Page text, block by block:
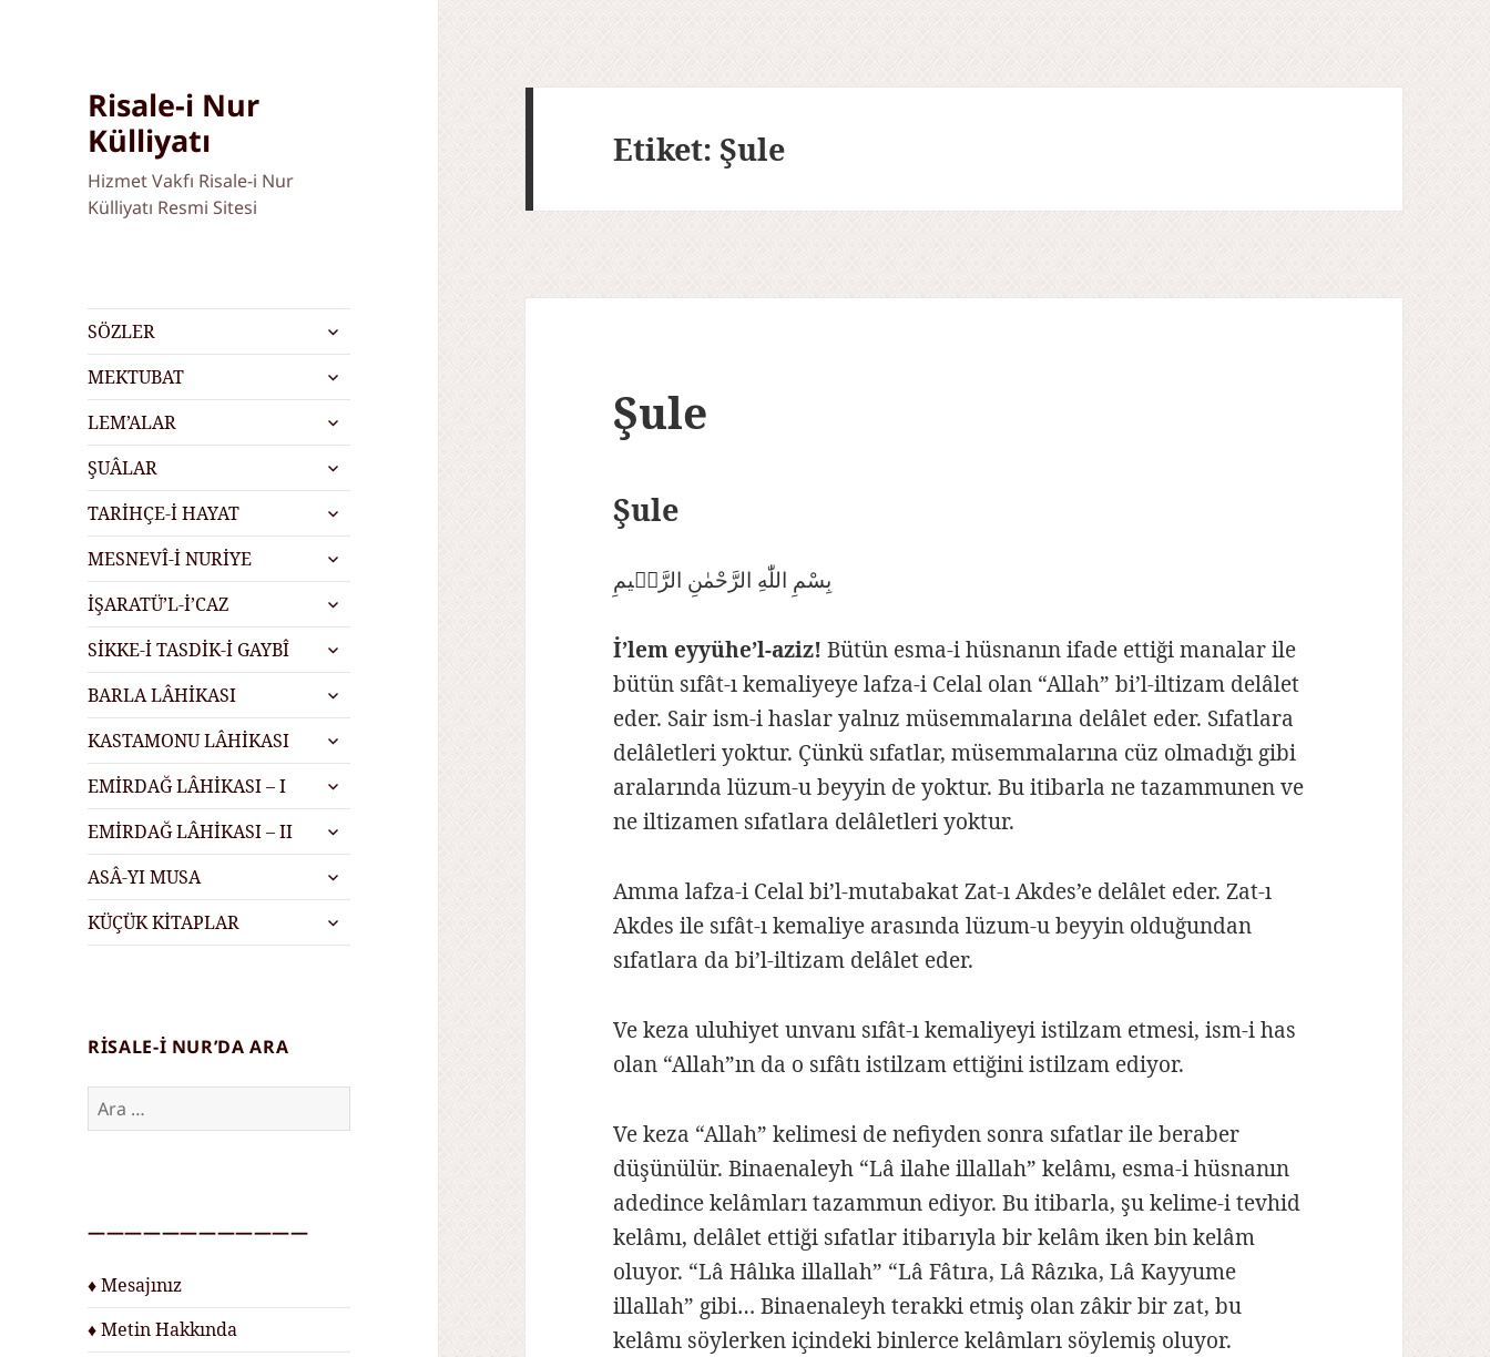
Risale-i Nur
Külliyatı
Hizmet Vakfı Risale-i Nur
Külliyatı Resmi Sitesi
SÖZLER
alt
menüyü
genişlet
MEKTUBAT
alt
menüyü
genişlet
LEM’ALAR
alt
menüyü
genişlet
ŞUÂLAR
alt
menüyü
genişlet
TARİHÇE-İ HAYAT
alt
menüyü
genişlet
MESNEVÎ-İ NURİYE
alt
menüyü
genişlet
İŞARATÜ’L-İ’CAZ
alt
menüyü
genişlet
SİKKE-İ TASDİK-İ GAYBÎ
alt
menüyü
genişlet
BARLA LÂHİKASI
alt
menüyü
genişlet
KASTAMONU LÂHİKASI
alt
menüyü
genişlet
EMİRDAĞ LÂHİKASI – I
alt
menüyü
genişlet
EMİRDAĞ LÂHİKASI – II
alt
menüyü
genişlet
ASÂ-YI MUSA
alt
menüyü
genişlet
KÜÇÜK KİTAPLAR
alt
menüyü
RISALE-I NUR’DA ARA
Arama:
————————————
♦ Mesajınız
♦ Metin Hakkında
Etiket:Şule
Şule
Şule
بِسْمِ اللّٰهِ الرَّحْمٰنِ الرَّحٖيمِ
İ’lem eyyühe’l-aziz! Bütün esma-i hüsnanın ifade ettiği manalar ile
bütün sıfât-ı kemaliyeye lafza-i Celal olan “Allah” bi’l-iltizam delâlet
eder. Sair ism-i haslar yalnız müsemmalarına delâlet eder. Sıfatlara
delâletleri yoktur. Çünkü sıfatlar, müsemmalarına cüz olmadığı gibi
aralarında lüzum-u beyyin de yoktur. Bu itibarla ne tazammunen ve
ne iltizamen sıfatlara delâletleri yoktur.
Amma lafza-i Celal bi’l-mutabakat Zat-ı Akdes’e delâlet eder. Zat-ı
Akdes ile sıfât-ı kemaliye arasında lüzum-u beyyin olduğundan
sıfatlara da bi’l-iltizam delâlet eder.
Ve keza uluhiyet unvanı sıfât-ı kemaliyeyi istilzam etmesi, ism-i has
olan “Allah”ın da o sıfâtı istilzam ettiğini istilzam ediyor.
Ve keza “Allah” kelimesi de nefiyden sonra sıfatlar ile beraber
düşünülür. Binaenaleyh “Lâ ilahe illallah” kelâmı, esma-i hüsnanın
adedince kelâmları tazammun ediyor. Bu itibarla, şu kelime-i tevhid
kelâmı, delâlet ettiği sıfatlar itibarıyla bir kelâm iken bin kelâm
oluyor. “Lâ Hâlıka illallah” “Lâ Fâtıra, Lâ Râzıka, Lâ Kayyume
illallah” gibi… Binaenaleyh terakki etmiş olan zâkir bir zat, bu
kelâmı söylerken içindeki binlerce kelâmları söylemiş oluyor.